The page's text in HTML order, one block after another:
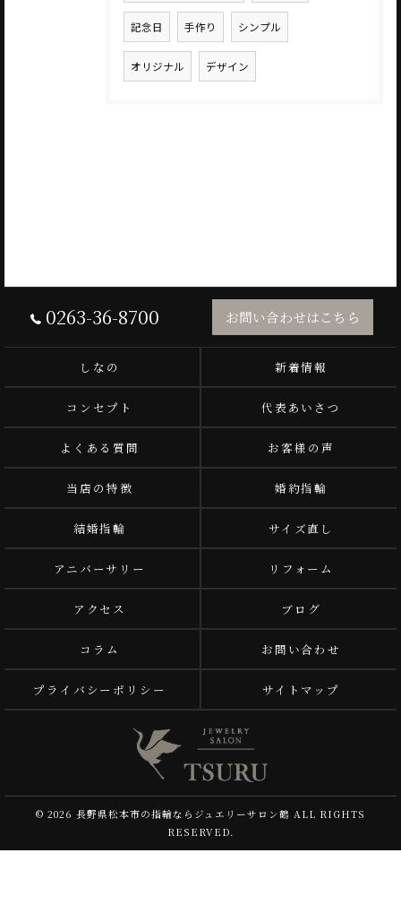
記念日 手作り シンプル
オリジナル デザイン
0263-36-8700 お問い合わせはこちら
しなの 新着情報
コンセプト 代表あいさつ
よくある質問 お客様の声
当店の特徴 婚約指輪
結婚指輪 サイズ直し
アニバーサリー リフォーム
アクセス ブログ
コラム お問い合わせ
プライバシーポリシー サイトマップ
© 2026 長野県松本市の指輪ならジュエリーサロン鶴 ALL RIGHTS
RESERVED.